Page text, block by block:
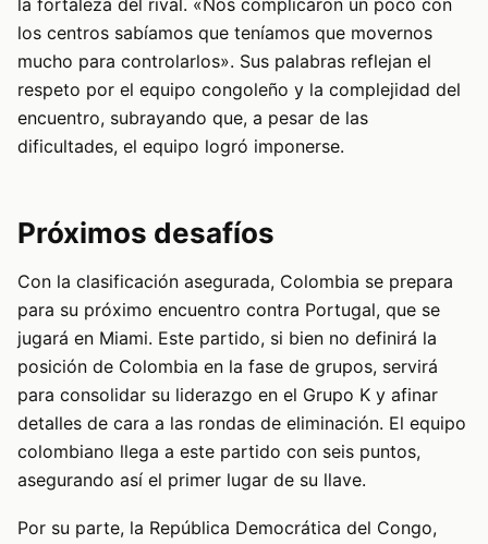
los centros sabíamos que teníamos que movernos
mucho para controlarlos». Sus palabras reflejan el
respeto por el equipo congoleño y la complejidad del
encuentro, subrayando que, a pesar de las
dificultades, el equipo logró imponerse.
Próximos desafíos
Con la clasificación asegurada, Colombia se prepara
para su próximo encuentro contra Portugal, que se
jugará en Miami. Este partido, si bien no definirá la
posición de Colombia en la fase de grupos, servirá
para consolidar su liderazgo en el Grupo K y afinar
detalles de cara a las rondas de eliminación. El equipo
colombiano llega a este partido con seis puntos,
asegurando así el primer lugar de su llave.
Por su parte, la República Democrática del Congo,